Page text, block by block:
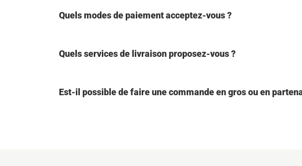
Quels modes de paiement acceptez-vous ?
Quels services de livraison proposez-vous ?
Est-il possible de faire une commande en gros ou en